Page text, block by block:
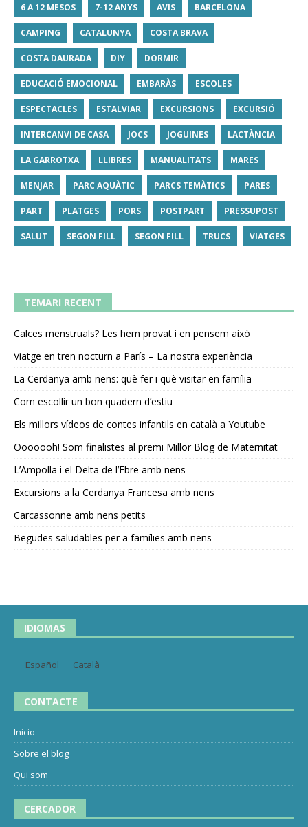
6 A 12 MESOS 7-12 ANYS AVIS BARCELONA
CAMPING CATALUNYA COSTA BRAVA
COSTA DAURADA DIY DORMIR
EDUCACIÓ EMOCIONAL EMBARÀS ESCOLES
ESPECTACLES ESTALVIAR EXCURSIONS EXCURSIÓ
INTERCANVI DE CASA JOCS JOGUINES LACTÀNCIA
LA GARROTXA LLIBRES MANUALITATS MARES
MENJAR PARC AQUÀTIC PARCS TEMÀTICS PARES
PART PLATGES PORS POSTPART PRESSUPOST
SALUT SEGON FILL SEGON FILL TRUCS VIATGES
TEMARI RECENT
Calces menstruals? Les hem provat i en pensem això
Viatge en tren nocturn a París – La nostra experiència
La Cerdanya amb nens: què fer i què visitar en família
Com escollir un bon quadern d’estiu
Els millors vídeos de contes infantils en català a Youtube
Ooooooh! Som finalistes al premi Millor Blog de Maternitat
L’Ampolla i el Delta de l’Ebre amb nens
Excursions a la Cerdanya Francesa amb nens
Carcassonne amb nens petits
Begudes saludables per a famílies amb nens
IDIOMAS
Español Català
CONTACTE
Inicio
Sobre el blog
Qui som
CERCADOR